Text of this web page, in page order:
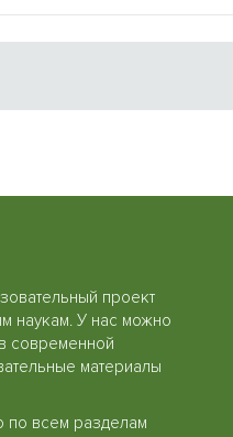
проект
наукам. У нас можно
современной
материалы
по всем разделам